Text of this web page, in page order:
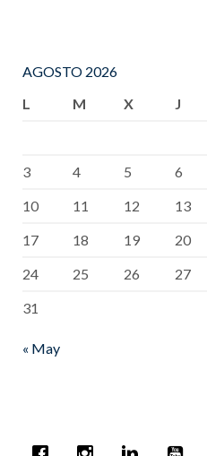
AGOSTO 2026
L
M X J
3
4 5 6
10
11 12 13
17
18 19 20
24
25 26 27
31
« May